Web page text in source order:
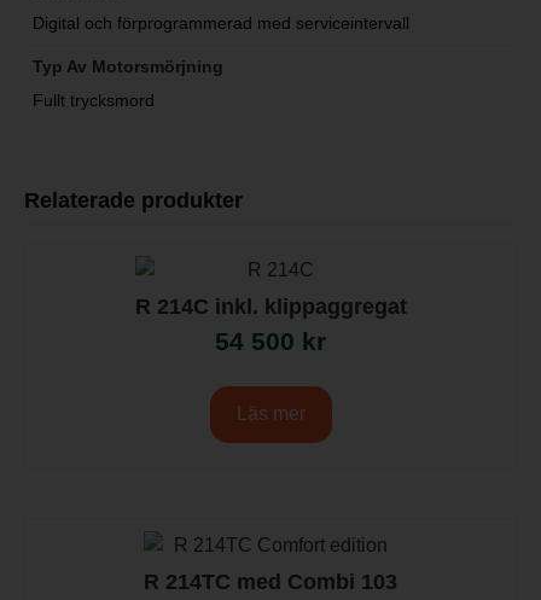
Digital och förprogrammerad med serviceintervall
Typ Av Motorsmörjning
Fullt trycksmord
Relaterade produkter
R 214C inkl. klippaggregat
54 500 kr
Läs mer
R 214TC med Combi 103